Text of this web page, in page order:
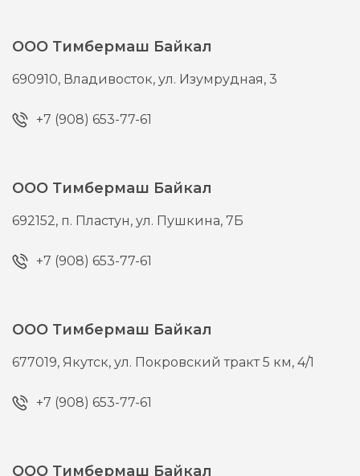
ООО Тимбермаш Байкал
690910, Владивосток,ул. Изумрудная, 3
+7 (908) 653-77-61
ООО Тимбермаш Байкал
692152, п. Пластун,ул. Пушкина, 7Б
+7 (908) 653-77-61
ООО Тимбермаш Байкал
677019, Якутск,ул. Покровский тракт 5 км, 4/1
+7 (908) 653-77-61
ООО Тимбермаш Байкал